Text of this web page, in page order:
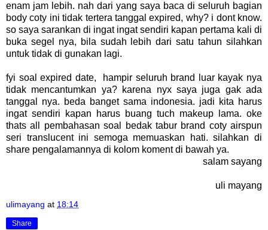
enam jam lebih. nah dari yang saya baca di seluruh bagian
body coty ini tidak tertera tanggal expired, why? i dont know.
so saya sarankan di ingat ingat sendiri kapan pertama kali di
buka segel nya, bila sudah lebih dari satu tahun silahkan
untuk tidak di gunakan lagi.
fyi soal expired date, hampir seluruh brand luar kayak nya
tidak mencantumkan ya? karena nyx saya juga gak ada
tanggal nya. beda banget sama indonesia. jadi kita harus
ingat sendiri kapan harus buang tuch makeup lama. oke
thats all pembahasan soal bedak tabur brand coty airspun
seri translucent ini semoga memuaskan hati. silahkan di
share pengalamannya di kolom koment di bawah ya.
salam sayang
uli mayang
ulimayang at 18:14
Share